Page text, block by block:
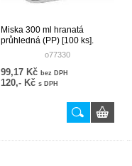
Miska 300 ml hranatá
průhledná (PP) [100 ks].
o77330
99,17 Kč bez DPH
120,- Kč s DPH